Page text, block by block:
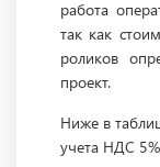
работа
так как
роликов
проект.
Ниже в
учета НДС